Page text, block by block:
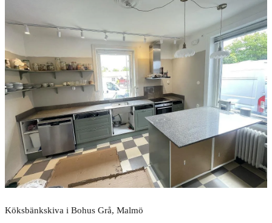
Köksbänkskiva i Bohus Grå, Malmö